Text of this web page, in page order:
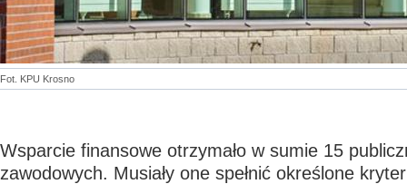
Fot. KPU Krosno
Wsparcie finansowe otrzymało w sumie 15
zawodowych. Musiały one spełnić określone